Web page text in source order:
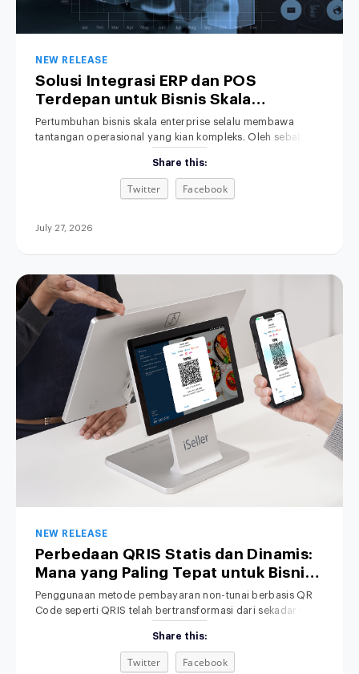
NEW RELEASE
Solusi Integrasi ERP dan POS
Terdepan untuk Bisnis Skala
Enterprise
Pertumbuhan bisnis skala enterprise selalu membawa
tantangan operasional yang kian kompleks. Oleh sebab itu,
mutlak. Namun, sistem kasir di toko fisik sering kali berjalan
terpisah dari sistem Enterprise Resource Planning (ERP) di
kantor pusat. Akibatnya, tim manajemen terpaksa
mencocokkan data penjualan serta persediaan
Share this:
Twitter Facebook
July 27, 2026
NEW RELEASE
Perbedaan QRIS Statis dan Dinamis:
Mana yang Paling Tepat untuk Bisnis
Anda?
Penggunaan metode pembayaran non-tunai berbasis QR
Code seperti QRIS telah bertransformasi dari sekadar tren
kopi lokal, toko retail pakaian, hingga jaringan restoran
nasional, konsumen kini lebih memilih memindai QR melalui
smartphone daripada membawa uang tunai. Meski
Share this:
Twitter Facebook